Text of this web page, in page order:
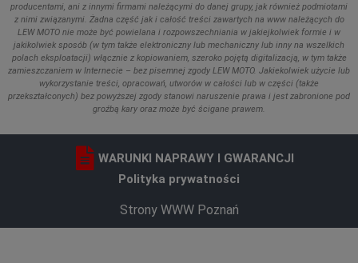
producentami, ani z innymi firmami należącymi do danej grupy, jak również podmiotami
z nimi związanymi. Żadna część jak i całość treści zawartych na www należących do
LEW MOTO nie może być powielana i rozpowszechniania w jakiejkolwiek formie i w
jakikolwiek sposób (w tym także elektroniczny lub mechaniczny lub inny na wszelkich
polach eksploatacji) włącznie z kopiowaniem, szeroko pojętą digitalizacją, w tym także
zamieszczaniem w Internecie – bez pisemnej zgody LEW MOTO. Jakiekolwiek użycie lub
wykorzystanie treści, opracowań, utworów w całości lub w części (także
przekształconych) bez powyższej zgody stanowi naruszenie prawa i jest zabronione pod
groźbą kary oraz może być ścigane prawem.
Strony WWW Poznań
WARUNKI NAPRAWY I GWARANCJI
Polityka prywatności